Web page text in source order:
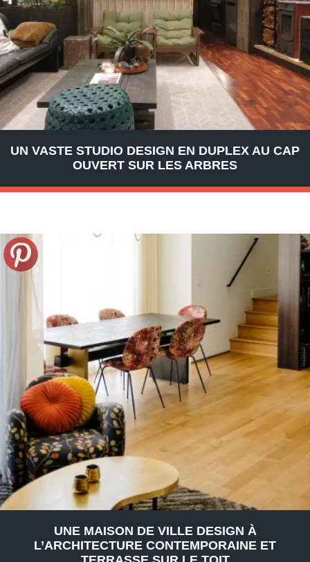
UN VASTE STUDIO DESIGN EN DUPLEX AU CAP
OUVERT SUR LES ARBRES
UNE MAISON DE VILLE DESIGN À
L’ARCHITECTURE CONTEMPORAINE ET